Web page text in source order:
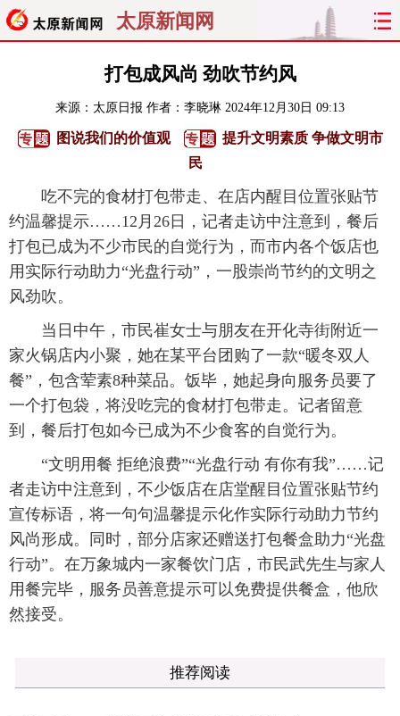
太原新闻网
聚焦 太原
经济 关注 文明 出行
旅游 理财 政务 教育
看天下 晋月读 最太原 网罗民生
太原日报
打包成风尚 劲吹节约风
来源： 太原日报 作者：李晓琳 2024年12月30日 09:13
图说我们的价值观
提升文明素质 争做文明市
民
吃不完的食材打包带走、在店内醒目位置张贴节
约温馨提示……12月26日，记者走访中注意到，餐后
打包已成为不少市民的自觉行为，而市内各个饭店也
用实际行动助力“光盘行动”，一股崇尚节约的文明之
风劲吹。
当日中午，市民崔女士与朋友在开化寺街附近一
家火锅店内小聚，她在某平台团购了一款“暖冬双人
餐”，包含荤素8种菜品。饭毕，她起身向服务员要了
一个打包袋，将没吃完的食材打包带走。记者留意
到，餐后打包如今已成为不少食客的自觉行为。
“文明用餐 拒绝浪费”“光盘行动 有你有我”……记
者走访中注意到，不少饭店在店堂醒目位置张贴节约
宣传标语，将一句句温馨提示化作实际行动助力节约
风尚形成。同时，部分店家还赠送打包餐盒助力“光盘
行动”。在万象城内一家餐饮门店，市民武先生与家人
用餐完毕，服务员善意提示可以免费提供餐盒，他欣
然接受。
推荐阅读